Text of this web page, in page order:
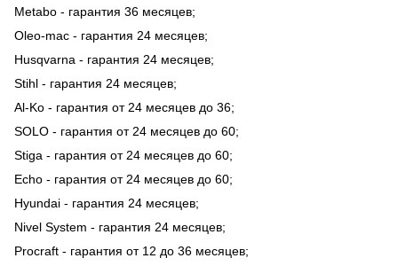
Metabo - гарантия 36 месяцев;
Oleo-mac - гарантия 24 месяцев;
Husqvarna - гарантия 24 месяцев;
Stihl - гарантия 24 месяцев;
Al-Ko - гарантия от 24 месяцев до 36;
SOLO - гарантия от 24 месяцев до 60;
Stiga - гарантия от 24 месяцев до 60;
Echo - гарантия от 24 месяцев до 60;
Hyundai - гарантия 24 месяцев;
Nivel System - гарантия 24 месяцев;
Procraft - гарантия от 12 до 36 месяцев;